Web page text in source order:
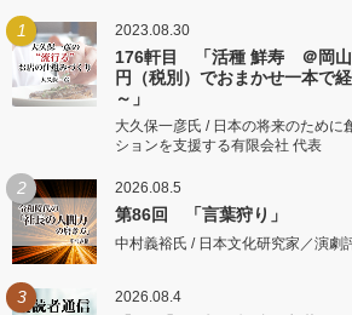
1 2023.08.30
176軒目 「活種 鮮寿 ＠岡
円（税別）でおまかせ一本で
～」
大久保一彦氏 / 日本の将来のために
ションを支援する有限会社 代表
2 2026.08.5
第86回 「言葉狩り」
中村義裕氏 / 日本文化研究家／演劇
3 2026.08.4